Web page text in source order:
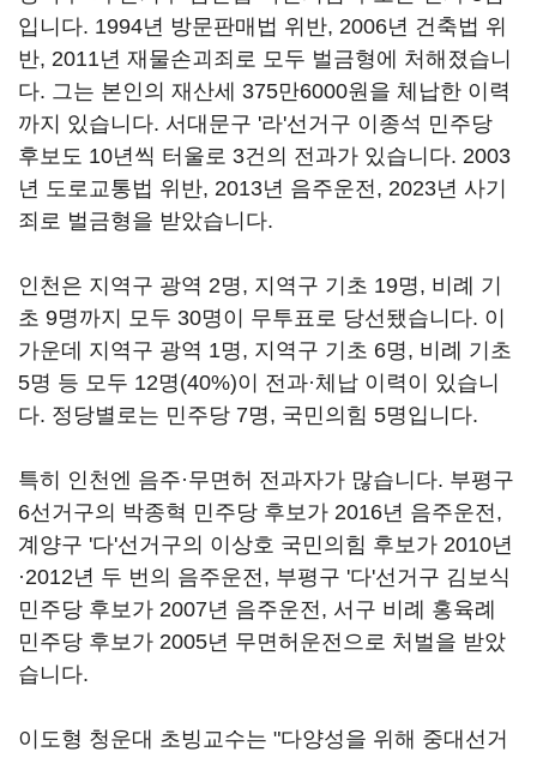
입니다. 1994년 방문판매법 위반, 2006년 건축법 위
반, 2011년 재물손괴죄로 모두 벌금형에 처해졌습니
다. 그는 본인의 재산세 375만6000원을 체납한 이력
까지 있습니다. 서대문구 '라'선거구 이종석 민주당
후보도 10년씩 터울로 3건의 전과가 있습니다. 2003
년 도로교통법 위반, 2013년 음주운전, 2023년 사기
죄로 벌금형을 받았습니다.
인천은 지역구 광역 2명, 지역구 기초 19명, 비례 기
초 9명까지 모두 30명이 무투표로 당선됐습니다. 이
가운데 지역구 광역 1명, 지역구 기초 6명, 비례 기초
5명 등 모두 12명(40%)이 전과·체납 이력이 있습니
다. 정당별로는 민주당 7명, 국민의힘 5명입니다.
특히 인천엔 음주·무면허 전과자가 많습니다. 부평구
6선거구의 박종혁 민주당 후보가 2016년 음주운전,
계양구 '다'선거구의 이상호 국민의힘 후보가 2010년
·2012년 두 번의 음주운전, 부평구 '다'선거구 김보식
민주당 후보가 2007년 음주운전, 서구 비례 홍육례
민주당 후보가 2005년 무면허운전으로 처벌을 받았
습니다.
이도형 청운대 초빙교수는 "다양성을 위해 중대선거